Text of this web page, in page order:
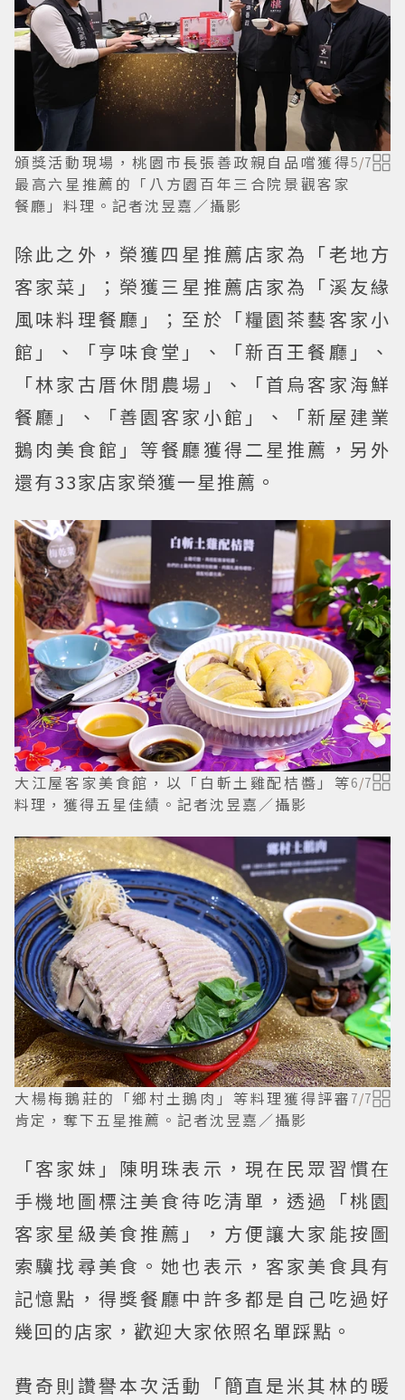
頒獎活動現場，桃園市長張善政親自品嚐獲得
最高六星推薦的「八方園百年三合院景觀客家
餐廳」料理。記者沈昱嘉／攝影
5/7
除此之外，榮獲四星推薦店家為「老地方
客家菜」；榮獲三星推薦店家為「溪友緣
風味料理餐廳」；至於「糧園茶藝客家小
館」、「亨味食堂」、「新百王餐廳」、
「林家古厝休閒農場」、「首烏客家海鮮
餐廳」、「善園客家小館」、「新屋建業
鵝肉美食館」等餐廳獲得二星推薦，另外
還有33家店家榮獲一星推薦。
大江屋客家美食館，以「白斬土雞配桔醬」等
料理，獲得五星佳績。記者沈昱嘉／攝影
6/7
大楊梅鵝莊的「鄉村土鵝肉」等料理獲得評審
肯定，奪下五星推薦。記者沈昱嘉／攝影
7/7
「客家妹」陳明珠表示，現在民眾習慣在
手機地圖標注美食待吃清單，透過「桃園
客家星級美食推薦」，方便讓大家能按圖
索驥找尋美食。她也表示，客家美食具有
記憶點，得獎餐廳中許多都是自己吃過好
幾回的店家，歡迎大家依照名單踩點。
費奇則讚譽本次活動「簡直是米其林的暖